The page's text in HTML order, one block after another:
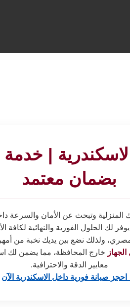
| خدمة
بضمان معتمد
المنزلية وتبحث عن الأمان والسرعة
يوفر لك الحلول الفورية والنهائية
ولذلك نضع بين يديك نخبة من
خارج المحافظة، مما يضمن لك
معايير الدقة والاحترافية.
احجز صيانة فورية داخل الاسكندرية الآن